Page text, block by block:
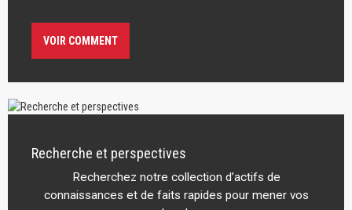
VOIR COMMENT
Recherche et perspectives
Recherchez notre collection d’actifs de
connaissances et de faits rapides pour mener vos